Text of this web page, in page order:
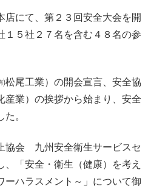
店にて、第２３回安全大会を開
１５社２７名を含む４８名の参
松尾工業）の開会宣言、安全協
産業）の挨拶から始まり、安全
。
協会 九州安全衛生サービスセ
、「安全・衛生（健康）を考え
ーハラスメント～」について御